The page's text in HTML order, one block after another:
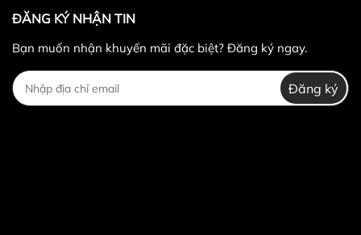
Quang Tiến". - Điện thoại
: 0986.728.135 - 0988.52.93.93có zalo
(gọi trong giờ hành chính từ sáng 8h-
11h30, chiều từ 14h-
ĐĂNG KÝ NHẬN TIN
Bạn muốn nhận khuyến mãi đặc biệt? Đăng ký ngay.
Đăng ký